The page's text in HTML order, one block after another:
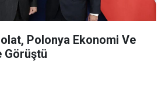
Polonya Ekonomi Ve
Görüştü